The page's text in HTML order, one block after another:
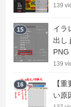
139
15
イラ
出し
PNG
139
16
【
い原